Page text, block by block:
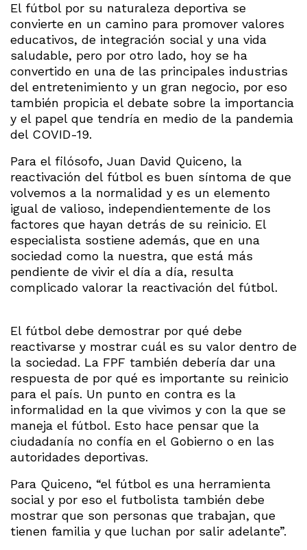
El fútbol por su naturaleza deportiva se
convierte en un camino para promover valores
educativos, de integración social y una vida
saludable, pero por otro lado, hoy se ha
convertido en una de las principales industrias
del entretenimiento y un gran negocio, por eso
también propicia el debate sobre la importancia
y el papel que tendría en medio de la pandemia
del COVID-19.
Para el filósofo, Juan David Quiceno, la
reactivación del fútbol es buen síntoma de que
volvemos a la normalidad y es un elemento
igual de valioso, independientemente de los
factores que hayan detrás de su reinicio. El
especialista sostiene además, que en una
sociedad como la nuestra, que está más
pendiente de vivir el día a día, resulta
complicado valorar la reactivación del fútbol.
El fútbol debe demostrar por qué debe
reactivarse y mostrar cuál es su valor dentro de
la sociedad. La FPF también debería dar una
respuesta de por qué es importante su reinicio
para el país. Un punto en contra es la
informalidad en la que vivimos y con la que se
maneja el fútbol. Esto hace pensar que la
ciudadanía no confía en el Gobierno o en las
autoridades deportivas.
Para Quiceno, “el fútbol es una herramienta
social y por eso el futbolista también debe
mostrar que son personas que trabajan, que
tienen familia y que luchan por salir adelante”.